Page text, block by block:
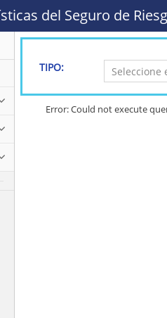
del Seguro de
TIPO:
Error: Could not execute